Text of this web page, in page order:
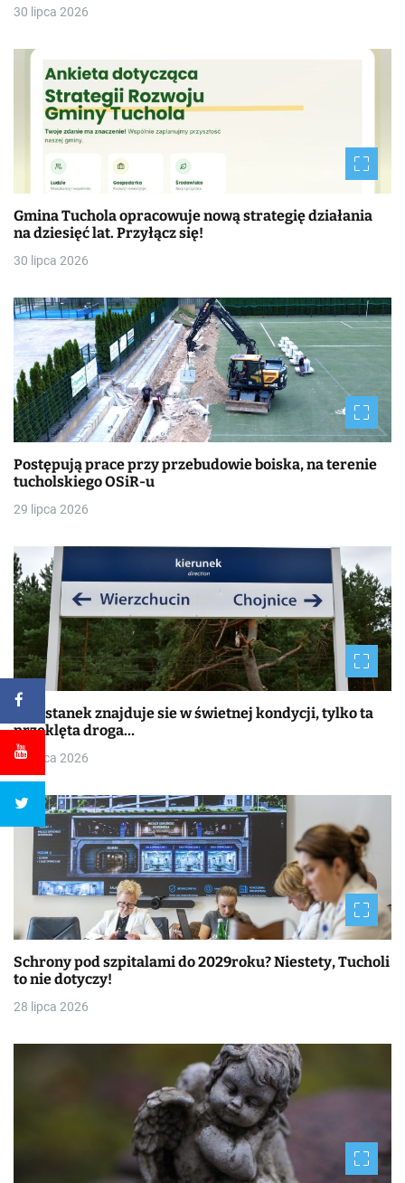
30 lipca 2026
Gmina Tuchola opracowuje nową strategię działania
na dziesięć lat. Przyłącz się!
30 lipca 2026
Postępują prace przy przebudowie boiska, na terenie
tucholskiego OSiR-u
29 lipca 2026
Przystanek znajduje sie w świetnej kondycji, tylko ta
przeklęta droga…
29 lipca 2026
Schrony pod szpitalami do 2029roku? Niestety, Tucholi
to nie dotyczy!
28 lipca 2026